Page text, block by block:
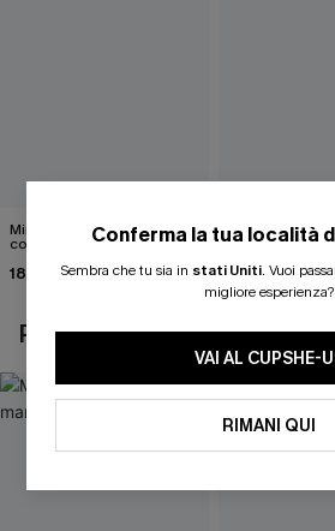
Mini abito senza maniche
con colletto nero
18,90 €
Abito
cintura e
26,90 €
POTREBBE INTERESSARTI
Conferma la tua località
Sembra che tu sia in stati Uniti. Vuoi
migliore esperienza?
VAI AL CUPSHE-
RIMANI QUI